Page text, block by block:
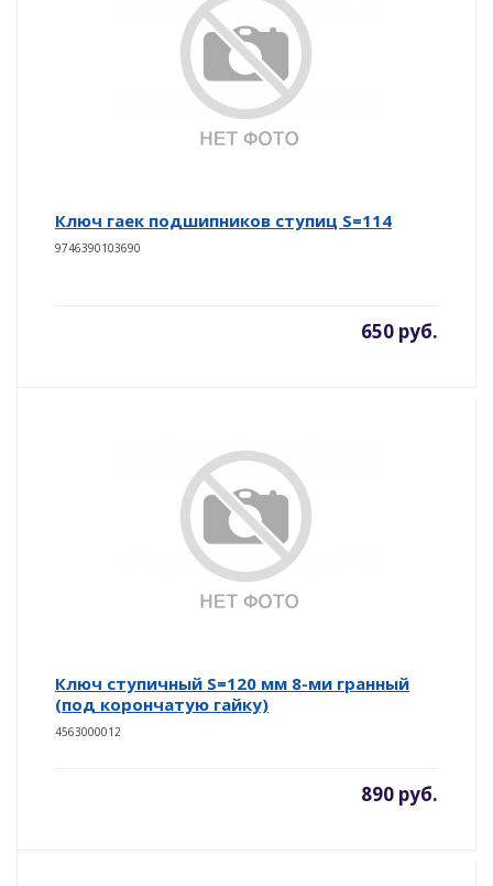
Ключ гаек подшипников ступиц S=114
9746390103690
650 руб.
Ключ ступичный S=120 мм 8-ми гранный
(под корончатую гайку)
4563000012
890 руб.